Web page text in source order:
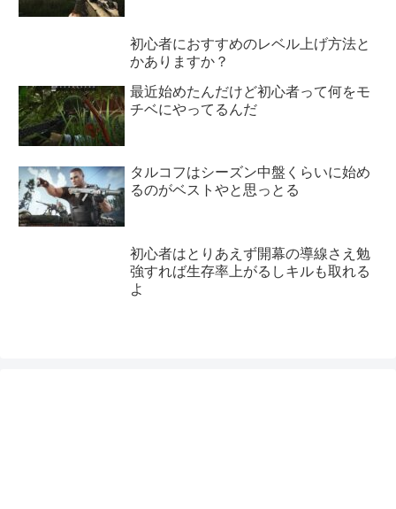
初心者におすすめのレベル上げ方法と
かありますか？
最近始めたんだけど初心者って何をモ
チベにやってるんだ
タルコフはシーズン中盤くらいに始め
るのがベストやと思っとる
初心者はとりあえず開幕の導線さえ勉
強すれば生存率上がるしキルも取れる
よ